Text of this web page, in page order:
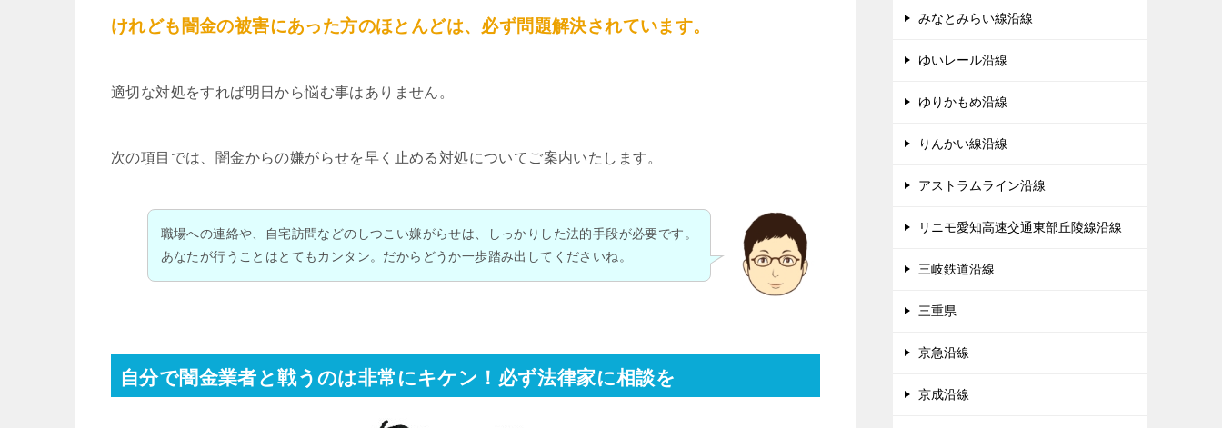
けれども闇金の被害にあった方のほとんどは、必ず問題解決されています。
適切な対処をすれば明日から悩む事はありません。
次の項目では、闇金からの嫌がらせを早く止める対処についてご案内いたします。
職場への連絡や、自宅訪問などのしつこい嫌がらせは、しっかりした法的手段が必要です。
あなたが行うことはとてもカンタン。だからどうか一歩踏み出してくださいね。
自分で闇金業者と戦うのは非常にキケン！必ず法律家に相談を
みなとみらい線沿線
ゆいレール沿線
ゆりかもめ沿線
りんかい線沿線
アストラムライン沿線
リニモ愛知高速交通東部丘陵線沿線
三岐鉄道沿線
三重県
京急沿線
京成沿線